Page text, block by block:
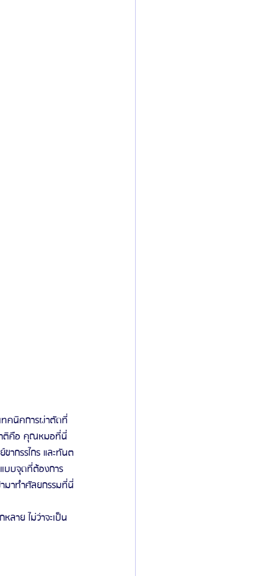
ทคนิคการผ่าตัดที่
าติคือ คุณหมอที่นี่
ากรรไกร และทันต
บบจุดที่ต้องการ
มาทำศัลยกรรมที่นี่
ลาย ไม่ว่าจะเป็น